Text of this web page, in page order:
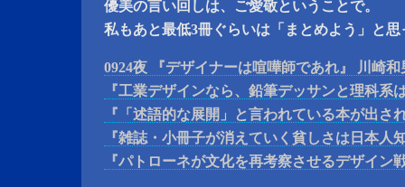
優美の言い回しは、ご愛敬ということで。
私もあと最低3冊ぐらいは「まとめよう」と思
0924夜 『デザイナーは喧嘩師であれ』 川崎和
『工業デザインなら、鉛筆デッサンと理科系
『「述語的な展開」と言われている本が出さ
『雑誌・小冊子が消えていく貧しさは日本人
『パトローネが文化を再考察させるデザイン